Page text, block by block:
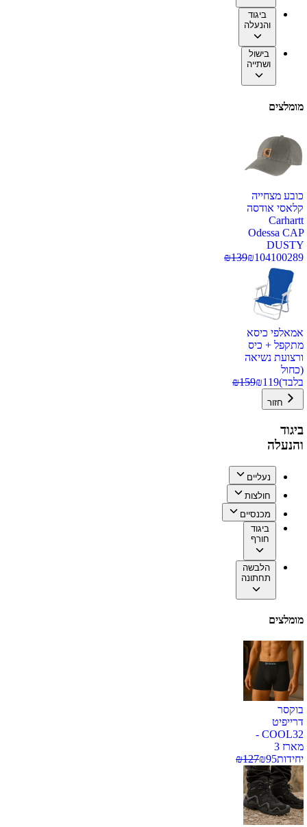
ביגוד
והנעלה
בישול
ושתייה
מומלצים
כובע מצחייה
קלאסי אודסה
Carhartt
Odessa CAP
DUSTY
100289
₪104
₪139
אמאלפי כיסא
מתקפל + כיס
ורצועת נשיאה
(כחול
בלבד)
₪119
₪159
חזור
ביגוד
והנעלה
נעליים
חולצות
מכנסיים
ביגוד
חורף
הלבשה
תחתונה
מומלצים
בוקסר
דרייפיט
COOL32 -
מארז 3
יחידות
₪95
₪127